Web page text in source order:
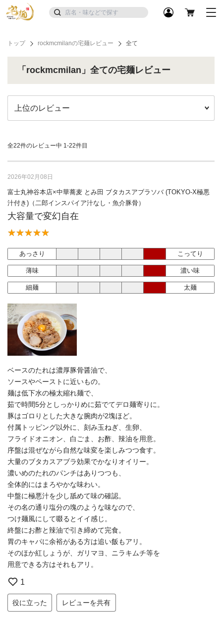
トップ rockmcmilanの宅麺レビュー 全て
「rockmcmilan」全ての宅麺レビュー
全22件のレビュー中 1-22件目
2026年02月08日
富士丸神谷本店×中華蕎麦 とみ田 ブタカスアブラソバ (TOKYO-X極悪
汁付き)（二郎インスパイア汁なし・魚介豚骨）
大容量で変幻自在
あっさり こってり
薄味 濃い味
細麺 太麺
ベースのたれは濃厚豚骨醤油で、
ソースやペーストに近いもの。
麺は低下水の極太縮れ麺で、
茹で時間5分としっかりめに茹でてデロ麺寄りに。
豚はゴロりとした大きな腕肉が2塊ほど。
付属トッピング以外に、刻み玉ねぎ、生卵、
フライドオニオン、白ごま、お酢、辣油を用意。
序盤は混ぜながら自然な味変を楽しみつつ食す。
大量のブタカスアブラ効果でかなりオイリー。
濃いめのたれのパンチはありつつも、
全体的にはまろやかな味わい。
中盤に極悪汁を少し舐めて味の確認。
その名の通り塩分の塊のような味なので、
つけ麺風にして啜るとイイ感じ。
終盤にお酢と辣油で引き締めて完食。
胃のキャパに余裕がある方は追い飯もアリ。
そのほか紅しょうが、ガリマヨ、ニラキムチ等を
用意できる方はそれもアリ。
1
役に立った レビューを共有